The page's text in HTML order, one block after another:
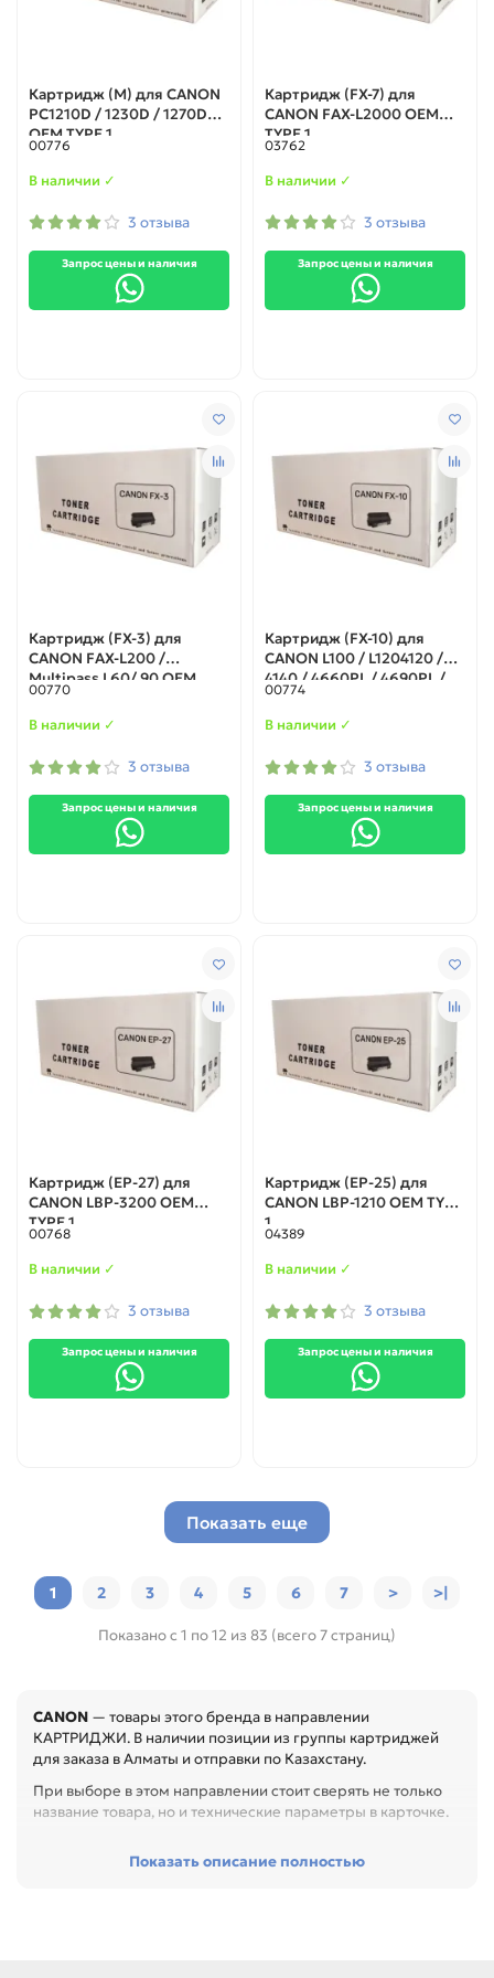
Картридж (M) для CANON
PC1210D / 1230D / 1270D
OEM TYPE 1
00776
В наличии ✓
3 отзыва
Запрос цены и наличия
Картридж (FX-7) для
CANON FAX-L2000 OEM
TYPE 1
03762
В наличии ✓
3 отзыва
Запрос цены и наличия
Картридж (FX-3) для
CANON FAX-L200 /
Multipass L60/ 90 OEM
TYPE 1
00770
В наличии ✓
3 отзыва
Запрос цены и наличия
Картридж (FX-10) для
CANON L100 / L1204120 /
4140 / 4660PL / 4690PL /
MF4010 / MF4120 / MF4140
/ MF4150 / MF4660P OEM
00774
В наличии ✓
3 отзыва
Запрос цены и наличия
Картридж (EP-27) для
CANON LBP-3200 OEM
TYPE 1
00768
В наличии ✓
3 отзыва
Запрос цены и наличия
Картридж (EP-25) для
CANON LBP-1210 OEM TYPE
1
04389
В наличии ✓
3 отзыва
Запрос цены и наличия
Показать еще
1 2 3 4 5 6 7 > >|
Показано с 1 по 12 из 83 (всего 7 страниц)
CANON — товары этого бренда в направлении
КАРТРИДЖИ. В наличии позиции из группы картриджей
для заказа в Алматы и отправки по Казахстану.
При выборе в этом направлении стоит сверять не только
название товара, но и технические параметры в карточке.
картриджа, цвет, ресурс и наличие чипа. Это помогает
Показать описание полностью